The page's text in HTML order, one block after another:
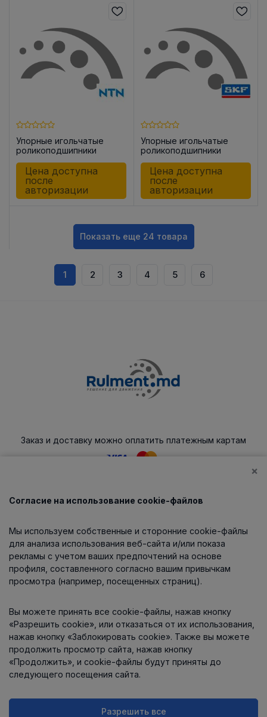
Упорные игольчатые
роликоподшипники
Цена доступна
после
авторизации
Упорные игольчатые
роликоподшипники
Цена доступна
после
авторизации
Показать еще 24 товара
1 2 3 4 5 6
Заказ и доставку можно оплатить платежным картам
Каталог
О компании
Информация
Контакты
×
Согласие на использование cookie-файлов
Мы используем собственные и сторонние cookie-файлы
для анализа использования веб-сайта и/или показа
рекламы с учетом ваших предпочтений на основе
профиля, составленного согласно вашим привычкам
просмотра (например, посещенных страниц).
Вы можете принять все cookie-файлы, нажав кнопку
«Разрешить cookie», или отказаться от их использования,
нажав кнопку «Заблокировать cookie». Также вы можете
продолжить просмотр сайта, нажав кнопку
«Продолжить», и cookie-файлы будут приняты до
следующего посещения сайта.
Разрешить все